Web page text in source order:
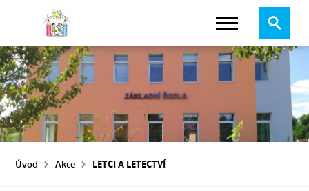
Úvod Akce LETCI A LETECTVÍ